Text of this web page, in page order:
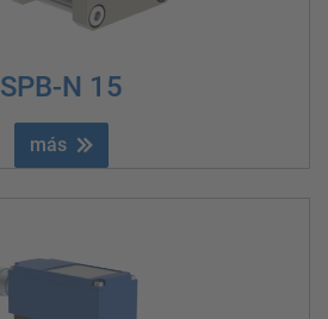
SPB-N 15
más